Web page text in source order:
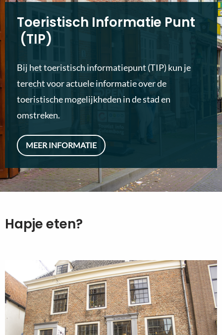
Toeristisch Informatie Punt
(TIP)
Bij het toeristisch informatiepunt (TIP) kun je
terecht voor actuele informatie over de
toeristische mogelijkheden in de stad en
omstreken.
MEER INFORMATIE
Hapje eten?